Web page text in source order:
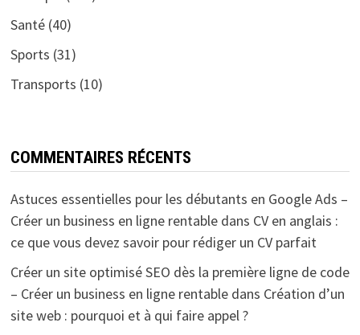
Santé(40)
Sports (31)
Transports (10)
COMMENTAIRES RÉCENTS
Astuces essentielles pour les débutants en Google Ads –
Créer un business en ligne rentabledans CV en anglais :
ce que vous devez savoir pour rédiger un CV parfait
Créer un site optimisé SEO dès la première ligne de code
– Créer un business en ligne rentabledans Création d’un
site web : pourquoi et à qui faire appel ?